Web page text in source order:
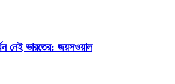
নেই ভারতের: জয়সওয়াল